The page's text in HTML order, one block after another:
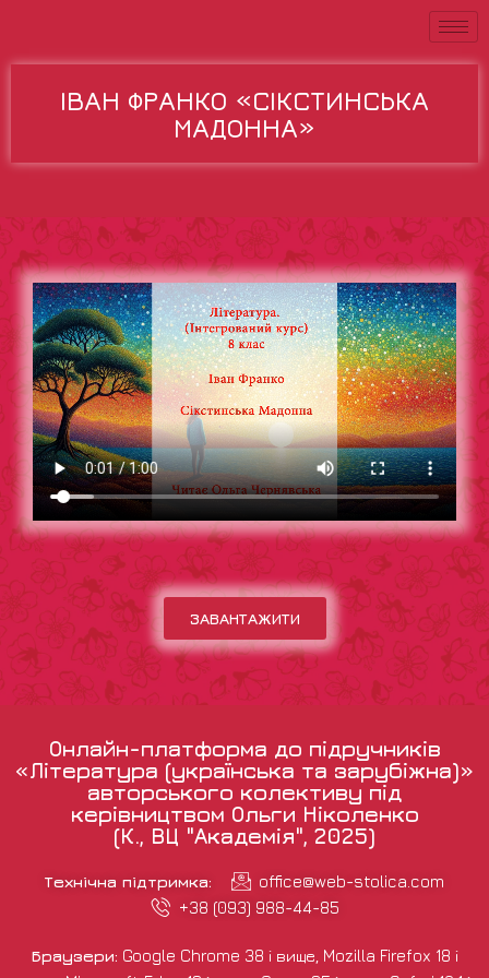
ІВАН ФРАНКО «СІКСТИНСЬКА
МАДОННА»
ЗАВАНТАЖИТИ
Онлайн-платформа до підручників
«Література (українська та зарубіжна)»
авторського колективу під
керівництвом Ольги Ніколенко
(К., ВЦ "Академія", 2025)
Технічна підтримка:
office@web-stolica.com
+38 (093) 988-44-85
Браузери: Google Chrome 38 і вище, Mozilla Firefox 18 і